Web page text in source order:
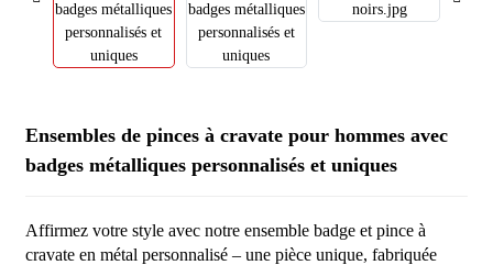
Ensembles de pinces à cravate pour hommes avec
badges métalliques personnalisés et uniques
Affirmez votre style avec notre ensemble badge et pince à
cravate en métal personnalisé – une pièce unique, fabriquée